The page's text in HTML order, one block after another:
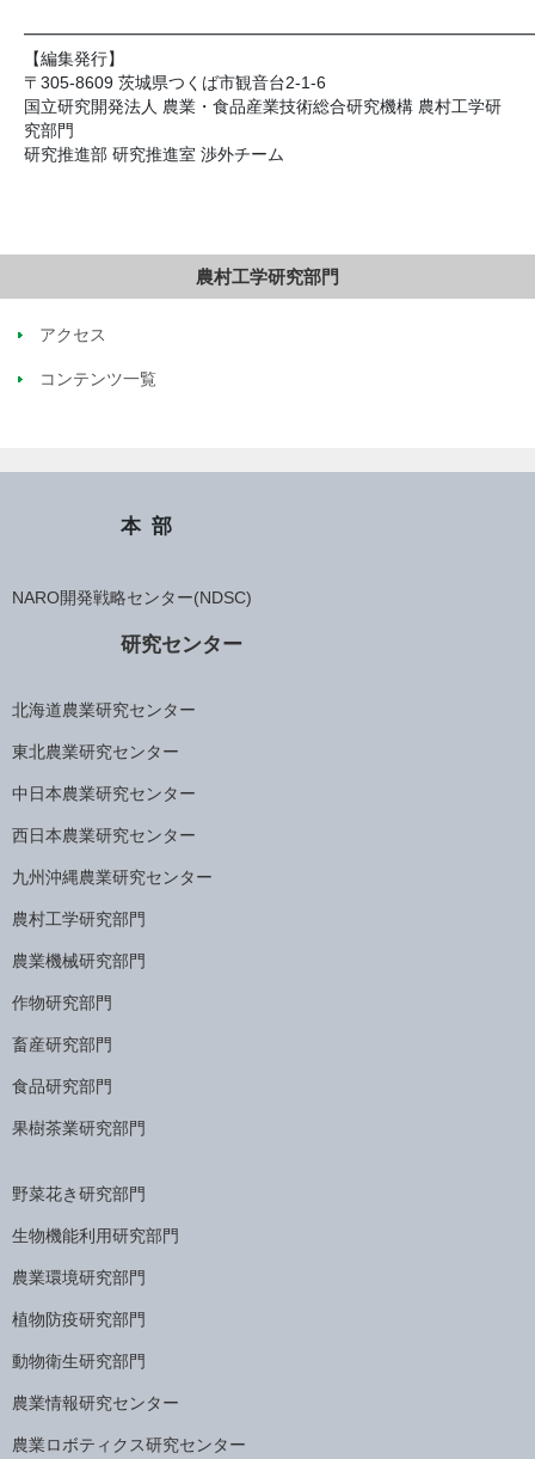
【編集発行】
〒305-8609 茨城県つくば市観音台2-1-6
国立研究開発法人 農業・食品産業技術総合研究機構 農村工学研
究部門
研究推進部 研究推進室 渉外チーム
農村工学研究部門
アクセス
コンテンツ一覧
本部
NARO開発戦略センター(NDSC)
研究センター
北海道農業研究センター
東北農業研究センター
中日本農業研究センター
西日本農業研究センター
九州沖縄農業研究センター
農村工学研究部門
農業機械研究部門
作物研究部門
畜産研究部門
食品研究部門
果樹茶業研究部門
野菜花き研究部門
生物機能利用研究部門
農業環境研究部門
植物防疫研究部門
動物衛生研究部門
農業情報研究センター
農業ロボティクス研究センター